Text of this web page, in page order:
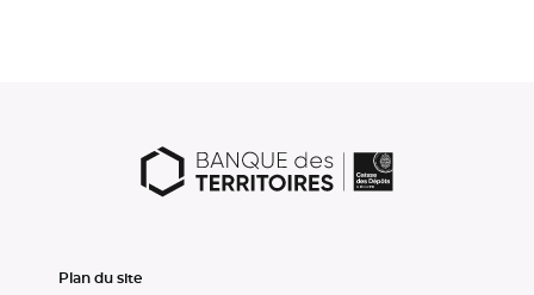
Plan du site